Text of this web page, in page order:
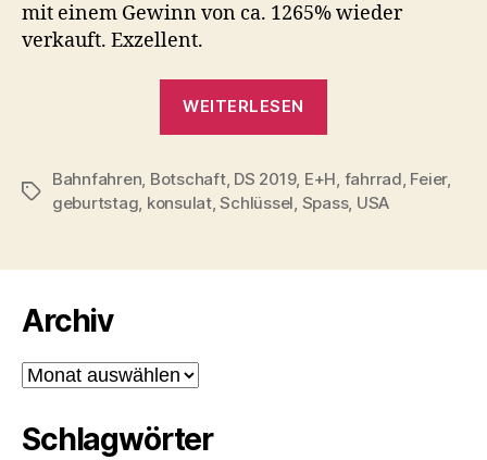
mit einem Gewinn von ca. 1265% wieder
verkauft. Exzellent.
WEITERLESEN
Schlagwörter
Bahnfahren Botschaft, DS 2019, E+H fahrrad Feier,
geburtstag konsulat,Schlüssel Spass, USA
Archiv
Archiv
Schlagwörter